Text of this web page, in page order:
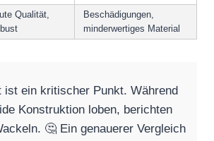
Qualität,
Beschädigungen,
minderwertiges Material
ist ein kritischer Punkt. Während
Konstruktion loben, berichten
🤔 Ein genauerer Vergleich